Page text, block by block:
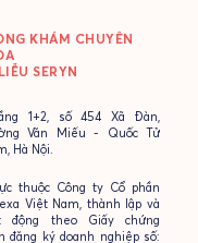
KHÁM CHUYÊN
SERYN
1+2, số 454 Xã Đàn,
Văn Miếu - Quốc Tử
Hà Nội.
thuộc Công ty Cổ phần
Việt Nam, thành lập và
động theo Giấy chứng
đăng ký doanh nghiệp số: